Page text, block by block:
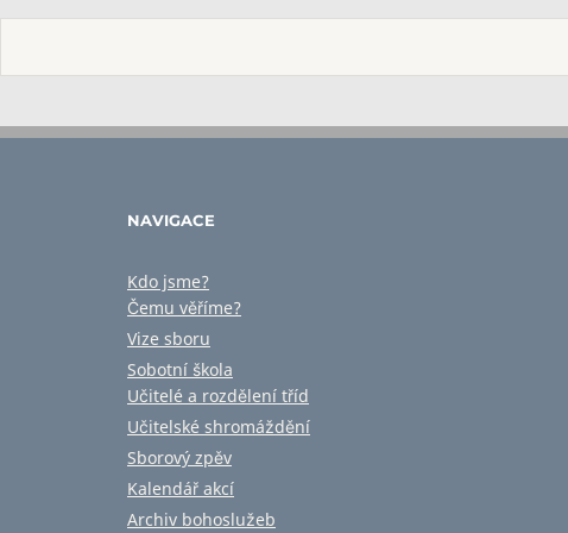
NAVIGACE
Kdo jsme?
Čemu věříme?
Vize sboru
Sobotní škola
Učitelé a rozdělení tříd
Učitelské shromáždění
Sborový zpěv
Kalendář akcí
Archiv bohoslužeb